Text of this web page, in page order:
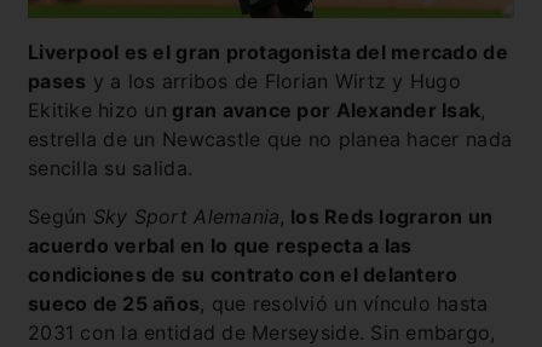
Liverpool es el gran protagonista del mercado de
pases y a los arribos de Florian Wirtz y Hugo
Ekitike hizo un gran avance por Alexander Isak,
estrella de un Newcastle que no planea hacer nada
sencilla su salida.
Según Sky Sport Alemania, los Reds lograron un
acuerdo verbal en lo que respecta a las
condiciones de su contrato con el delantero
sueco de 25 años, que resolvió un vínculo hasta
2031 con la entidad de Merseyside. Sin embargo,